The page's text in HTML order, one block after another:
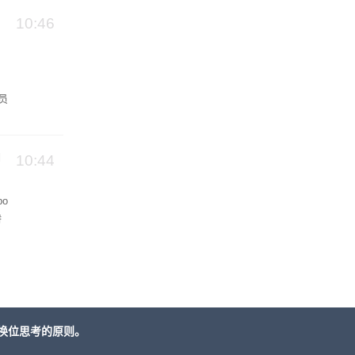
10:46
10:44
思考的原则。